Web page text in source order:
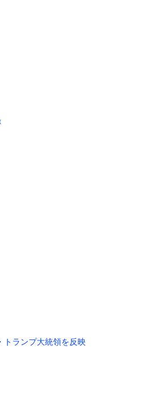
トランプ大統領を反映